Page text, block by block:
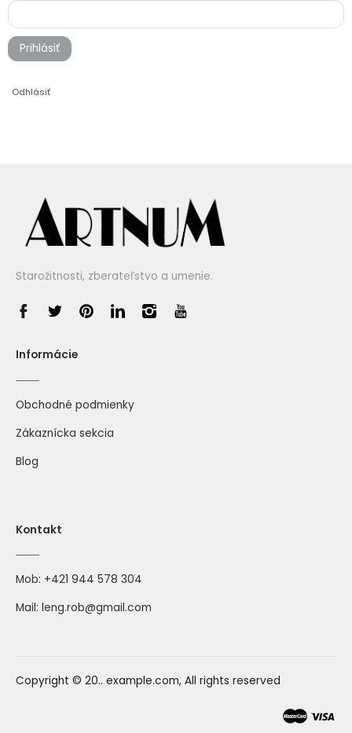
Prihlásiť
Odhlásiť
Starožitnosti, zberateľstvo a umenie.
Informácie
Obchodné podmienky
Zákaznícka sekcia
Blog
Kontakt
Mob: +421 944 578 304
Mail: leng.rob@gmail.com
Copyright © 20.. example.com, All rights reserved